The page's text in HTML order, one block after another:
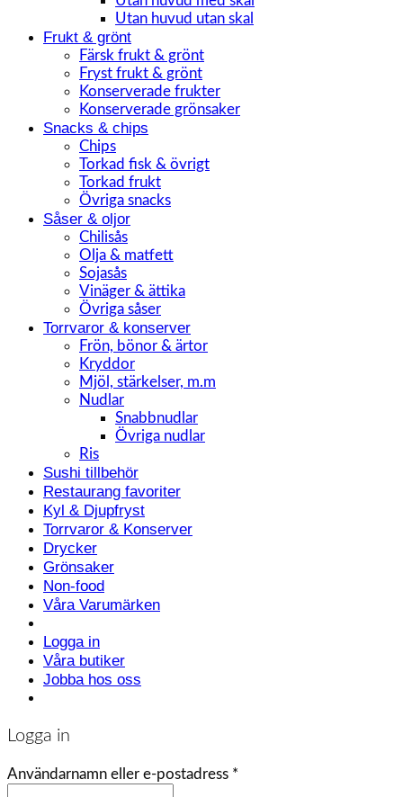
Utan huvud utan skal
Frukt & grönt
Färsk frukt & grönt
Fryst frukt & grönt
Konserverade frukter
Konserverade grönsaker
Snacks & chips
Chips
Torkad fisk & övrigt
Torkad frukt
Övriga snacks
Såser & oljor
Chilisås
Olja & matfett
Sojasås
Vinäger & ättika
Övriga såser
Torrvaror & konserver
Frön, bönor & ärtor
Kryddor
Mjöl, stärkelser, m.m
Nudlar
Snabbnudlar
Övriga nudlar
Ris
Sushi tillbehör
Restaurang favoriter
Kyl & Djupfryst
Torrvaror & Konserver
Drycker
Grönsaker
Non-food
Våra Varumärken
Logga in
Våra butiker
Jobba hos oss
Logga in
Användarnamn eller e-postadress *